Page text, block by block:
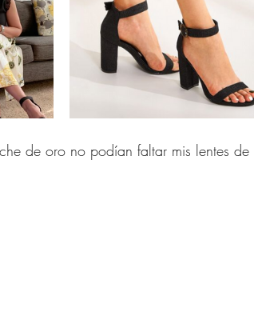
de oro no podían faltar mis lentes